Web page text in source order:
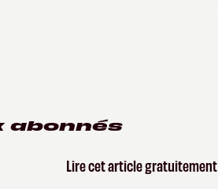
abonnés
Lire cet article gratuitement